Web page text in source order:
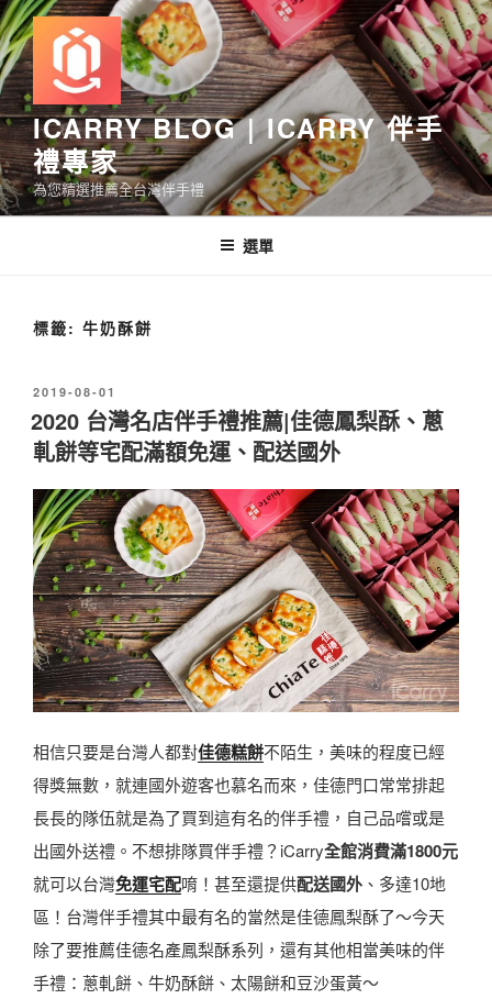
跳
至
主
要
內
容
ICARRY BLOG | ICARRY 伴手
禮專家
為您精選推薦全台灣伴手禮
選單
標籤: 牛奶酥餅
發
佈
於
2019-08-01
2020 台灣名店伴手禮推薦|佳德鳳梨酥、蔥
軋餅等宅配滿額免運、配送國外
相信只要是台灣人都對佳德糕餅不陌生，美味的程度已經
得獎無數，就連國外遊客也慕名而來，佳德門口常常排起
長長的隊伍就是為了買到這有名的伴手禮，自己品嚐或是
出國外送禮。不想排隊買伴手禮？iCarry全館消費滿1800元
就可以台灣免運宅配唷！甚至還提供配送國外 、多達10地
區！台灣伴手禮其中最有名的當然是佳德鳳梨酥了～今天
除了要推薦佳德名產鳳梨酥系列，還有其他相當美味的伴
手禮：蔥軋餅、牛奶酥餅、太陽餅和豆沙蛋黃～